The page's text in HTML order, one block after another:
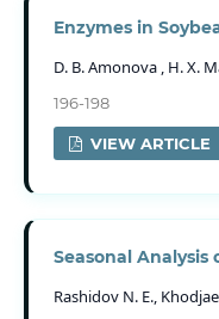
Enzymes in
D. B. Amonova , H. X.
196-198
VIEW ARTICLE
Seasonal
Rashidov N. E.,